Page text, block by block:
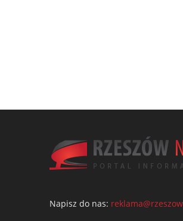
Napisz do nas: